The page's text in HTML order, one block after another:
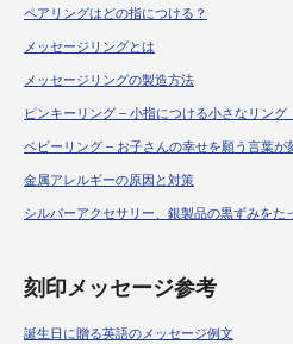
ペアリングはどの指につける？
メッセージリングとは
メッセージリングの製造方法
ピンキーリング – 小指につける小さなリング
ベビーリング – お子さんの幸せを願う言葉が
金属アレルギーの原因と対策
シルバーアクセサリー、銀製品の黒ずみをた
刻印メッセージ参考
誕生日に贈る英語のメッセージ例文